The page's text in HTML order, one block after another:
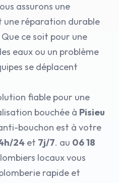
assurons une
réparation durable
ce soit pour une
eaux ou un problème
se déplacent
fiable pour une
bouchée à Pisieu
bouchon est à votre
24 et 7j/7. au 06 18
locaux vous
rapide et